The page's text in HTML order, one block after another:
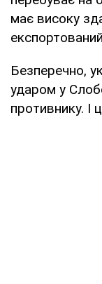
має високу
Безперечно,
ударом у
противнику. І